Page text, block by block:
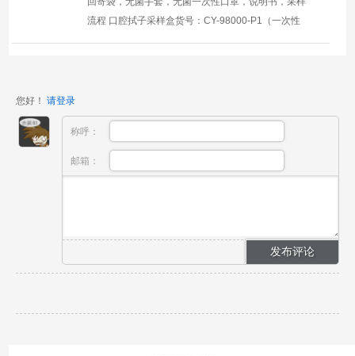
流程 口腔拭子采样盒货号：CY-98000-P1（一次性
您好！ 请登录
称呼：
邮箱：